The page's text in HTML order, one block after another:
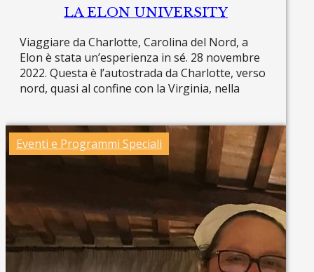
LA ELON UNIVERSITY
Viaggiare da Charlotte, Carolina del Nord, a
Elon è stata un’esperienza in sé. 28 novembre
2022. Questa è l’autostrada da Charlotte, verso
nord, quasi al confine con la Virginia, nella
Eventi e Programmi Speciali